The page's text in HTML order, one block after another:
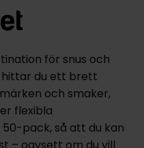
för snus och
hittar du ett brett
och smaker,
flexibla
pack, så att du kan